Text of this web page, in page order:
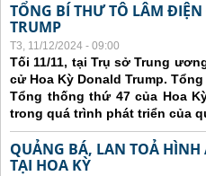
TỔNG BÍ THƯ TÔ LÂM
TRUMP
T3, 11/12/2024 - 09:00
Tối 11/11, tại Trụ sở Trung
cử Hoa Kỳ Donald Trump.
Tổng thống thứ 47 của Hoa
trong quá trình phát triển của
QUẢNG BÁ, LAN TOẢ
TẠI HOA KỲ